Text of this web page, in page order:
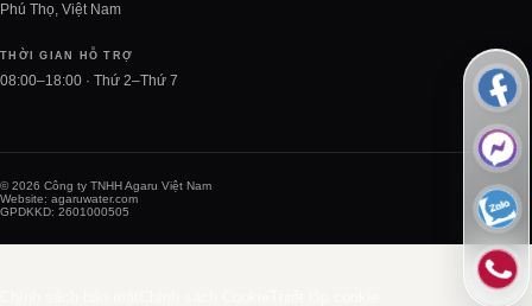
Phú Thọ, Việt Nam
THỜI GIAN HỖ TRỢ
08:00–18:00 · Thứ 2–Thứ 7
© 2026 Công ty TNHH Agaru Việt Nam
Website: agaruwater.com
GPDKKD: 2601000505